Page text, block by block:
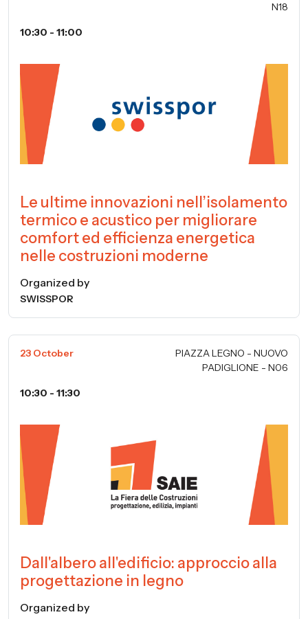
N18
10:30 - 11:00
Le ultime innovazioni nell’isolamento
termico e acustico per migliorare
comfort ed efficienza energetica
nelle costruzioni moderne
Organized by
SWISSPOR
23 October
PIAZZA LEGNO - NUOVO
PADIGLIONE - N06
10:30 - 11:30
Dall'albero all'edificio: approccio alla
progettazione in legno
Organized by